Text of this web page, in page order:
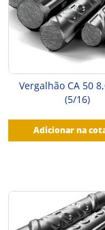
Vergalhão CA 50
(5/16)
Adicionar na